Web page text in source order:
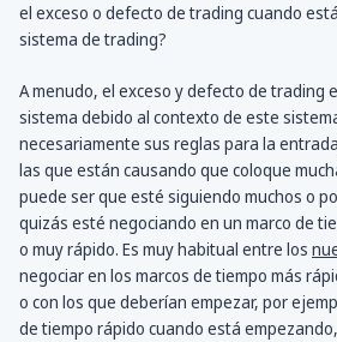
el exceso o defecto de trading cuando
sistema de trading?
A menudo, el exceso y defecto de trading
sistema debido al contexto de este
necesariamente sus reglas para la
las que están causando que coloque
puede ser que esté siguiendo muchos o
quizás esté negociando en un marco de
o muy rápido. Es muy habitual entre los
negociar en los marcos de tiempo más
o con los que deberían empezar, por
de tiempo rápido cuando está